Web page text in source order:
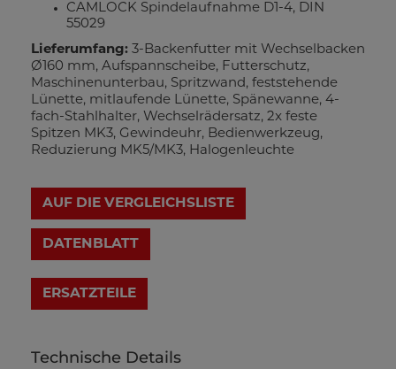
CAMLOCK Spindelaufnahme D1-4, DIN
55029
Lieferumfang: 3-Backenfutter mit Wechselbacken
Ø160 mm, Aufspannscheibe, Futterschutz,
Maschinenunterbau, Spritzwand, feststehende
Lünette, mitlaufende Lünette, Spänewanne, 4-
fach-Stahlhalter, Wechselrädersatz, 2x feste
Spitzen MK3, Gewindeuhr, Bedienwerkzeug,
Reduzierung MK5/MK3, Halogenleuchte
AUF DIE VERGLEICHSLISTE
DATENBLATT
Technische Details